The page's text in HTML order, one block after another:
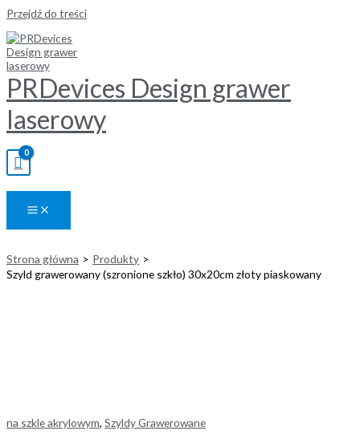
Przejdź do treści
PRDevices Design grawer
laserowy
Strona główna
Produkty
Szyld grawerowany (szronione szkło) 30x20cm złoty piaskowany
na szkle akrylowym, Szyldy Grawerowane